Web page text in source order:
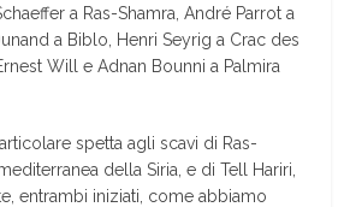
a Ras-Shamra, André Parrot a
a Biblo, Henri Seyrig a Crac des
Will e Adnan Bounni a Palmira
spetta agli scavi di Ras-
della Siria, e di Tell Hariri,
entrambi iniziati, come abbiamo